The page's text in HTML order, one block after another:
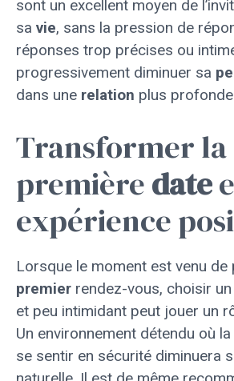
sont un excellent moyen de
sa vie, sans la pression de
réponses trop précises ou
progressivement diminuer sa
dans une relation plus
Transformer la
premièredate
expérience
Lorsque le moment est venu
premier rendez-vous, choisir
et peu intimidant peut jouer un
Un environnement détendu où
se sentir en sécurité diminuera